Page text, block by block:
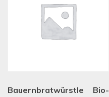
Bauernbratwürstle Bio-